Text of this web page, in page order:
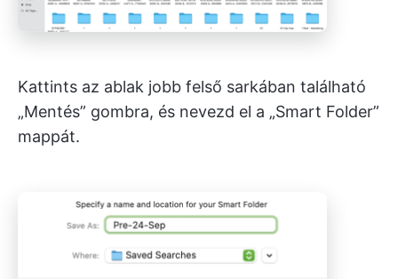
Kattints az ablak jobb felső sarkában található
„Mentés” gombra, és nevezd el a „Smart Folder”
mappát.